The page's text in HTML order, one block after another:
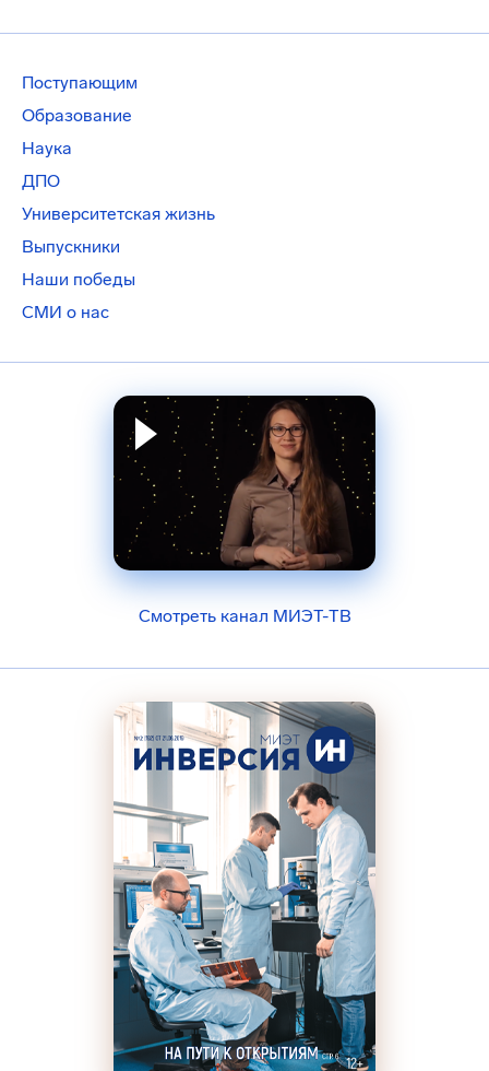
Поступающим
Образование
Наука
ДПО
Университетская жизнь
Выпускники
Наши победы
СМИ о нас
Смотреть канал МИЭТ-ТВ